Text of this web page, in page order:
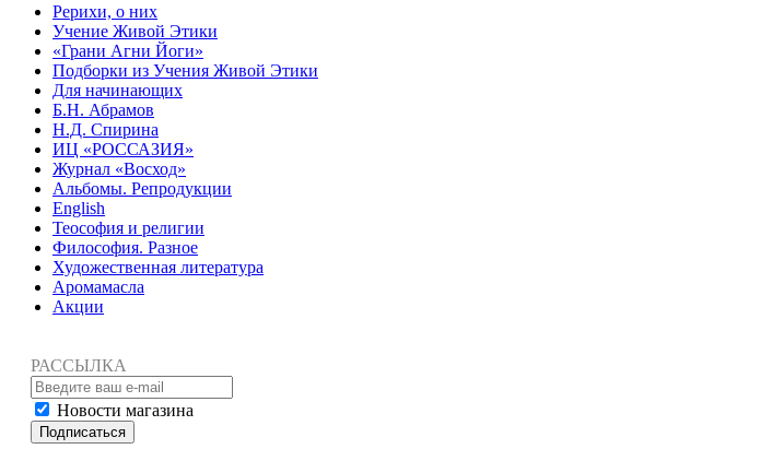
Рерихи, о них
Учение Живой Этики
«Грани Агни Йоги»
Подборки из Учения Живой Этики
Для начинающих
Б.Н. Абрамов
Н.Д. Спирина
ИЦ «РОССАЗИЯ»
Журнал «Восход»
Альбомы. Репродукции
English
Теософия и религии
Философия. Разное
Художественная литература
Аромамасла
Акции
РАССЫЛКА
Новости магазина
Подписаться